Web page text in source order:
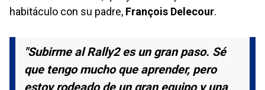
habitáculo con su padre, François Delecour.
"Subirme al Rally2 es un gran paso. Sé
que tengo mucho que aprender, pero
estoy rodeado de un gran equipo y una